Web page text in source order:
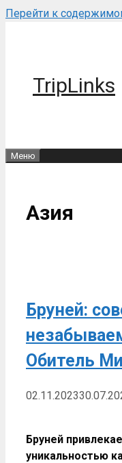
Перейти к
TripLinks
Меню
Азия
Бруней:
Обитель
02.11.2023
Бруней
уникальностью